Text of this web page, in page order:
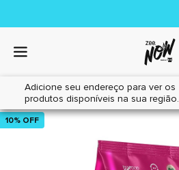
Adicione seu endereço para ver os
produtos disponíveis na sua região.
Home|Gatos|Alimentos
10% OFF